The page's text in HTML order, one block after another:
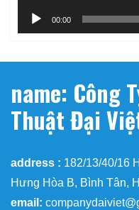
00:00
name: Công
Thuật Đại
address : 182/13/40/16
Hưng Hòa B, Bình Tân,
email: